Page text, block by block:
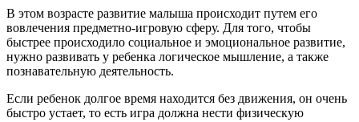
В этом возрасте развитие малыша происходит путем его
вовлечения предметно-игровую сферу. Для того, чтобы
быстрее происходило социальное и эмоциональное развитие,
нужно развивать у ребенка логическое мышление, а также
познавательную деятельность.
Если ребенок долгое время находится без движения, он очень
быстро устает, то есть игра должна нести физическую